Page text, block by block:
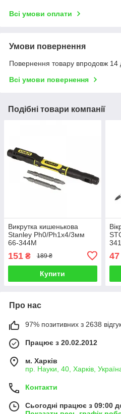
Всі умови оплати
Умови повернення
Повернення товару впродовж 14
Всі умови повернення
Подібні товари компанії
Викрутка кишенькова
Stanley Ph0/Рһ1х4/3мм
66-344M
151 ₴ 189 ₴
Купити
47
Про нас
97% позитивних з 2638
Працює з 20.02.2012
м. Харків
пр. Науки, 40, Харків,
Контакти
Сьогодні працює з 09:00